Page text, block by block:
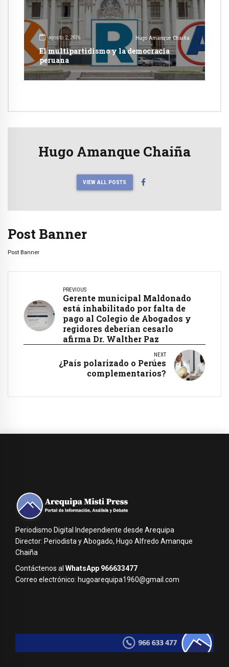
agosto 2, 2026 Hugo Amanque Chaiña
El multipartidismo y la democracia
peruana
Hugo Amanque Chaiña
VIEW ALL POSTS
Post Banner
Post Banner
PREVIOUS
Gerente municipal Maldonado
está inhabilitado por falta de
pago al Colegio de Abogados y
regidores deberían cesarlo
afirma Dr. Walther Paz
NEXT
¿País polarizado o Perúes
complementarios?
Periodismo Digital Independiente desde Arequipa
Director: Periodista y Abogado, Hugo Alfredo Amanque
Chaiña
Contáctenos al WhatsApp 966633477
Correo electrónico: hugoarequipa1960@gmail.com